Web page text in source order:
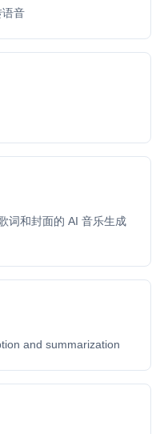
语音
词和封面的 AI 音乐生成
and summarization